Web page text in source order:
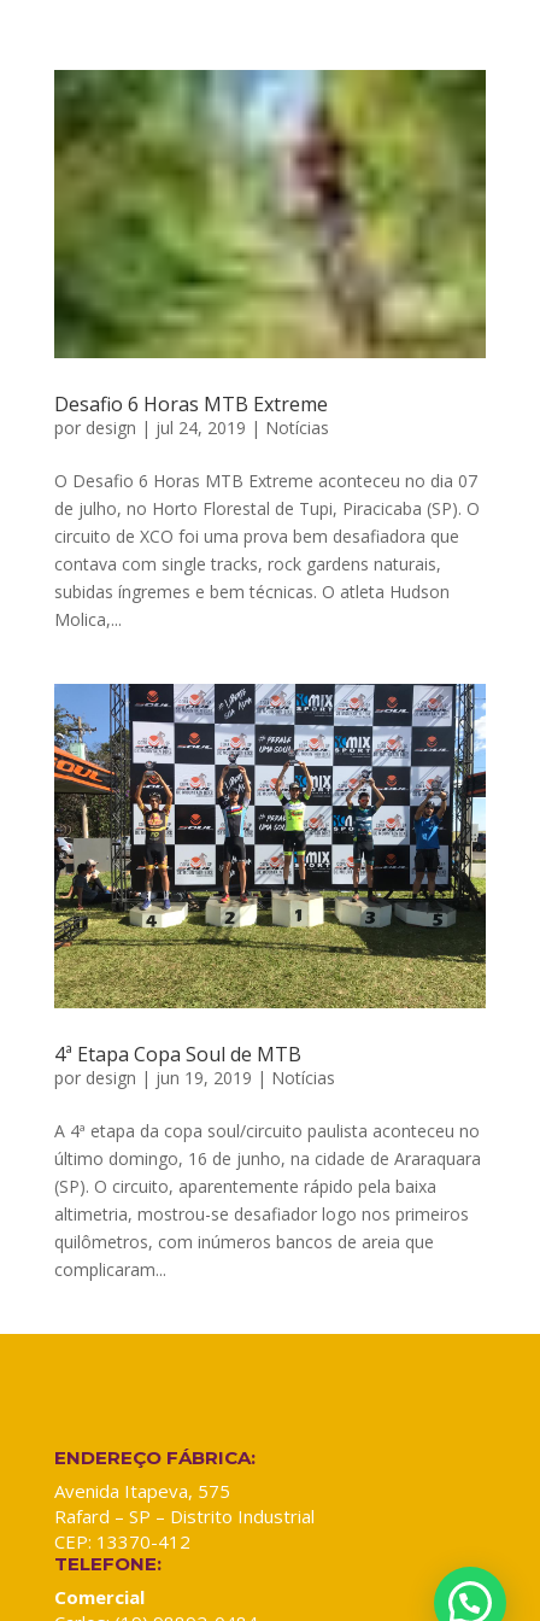
Desafio 6 Horas MTB Extreme
por design | jul 24, 2019 | Notícias
O Desafio 6 Horas MTB Extreme aconteceu no dia 07
de julho, no Horto Florestal de Tupi, Piracicaba (SP). O
circuito de XCO foi uma prova bem desafiadora que
contava com single tracks, rock gardens naturais,
subidas íngremes e bem técnicas. O atleta Hudson
Molica,...
4ª Etapa Copa Soul de MTB
por design | jun 19, 2019 | Notícias
A 4ª etapa da copa soul/circuito paulista aconteceu no
último domingo, 16 de junho, na cidade de Araraquara
(SP). O circuito, aparentemente rápido pela baixa
altimetria, mostrou-se desafiador logo nos primeiros
quilômetros, com inúmeros bancos de areia que
complicaram...
ENDEREÇO FÁBRICA:
Avenida Itapeva, 575
Rafard – SP – Distrito Industrial
CEP: 13370-412
TELEFONE:
Comercial